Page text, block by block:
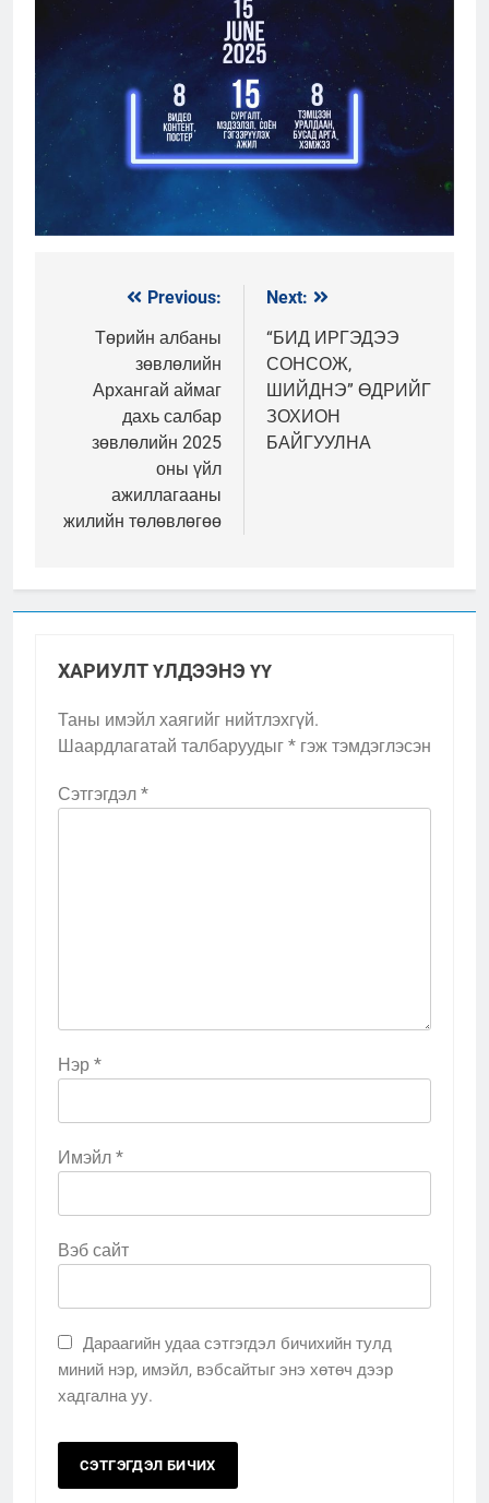
Мэдээний
цэс
Previous:
Төрийн албаны
зөвлөлийн
Архангай аймаг
дахь салбар
зөвлөлийн 2025
оны үйл
ажиллагааны
жилийн төлөвлөгөө
Next:
“БИД ИРГЭДЭЭ
СОНСОЖ,
ШИЙДНЭ” ӨДРИЙГ
ЗОХИОН
БАЙГУУЛНА
ХАРИУЛТ ҮЛДЭЭНЭ ҮҮ
Таны имэйл хаягийг нийтлэхгүй.
Шаардлагатай талбаруудыг * гэж тэмдэглэсэн
Сэтгэгдэл *
Нэр *
Имэйл *
Вэб сайт
Дараагийн удаа сэтгэгдэл бичихийн тулд
миний нэр, имэйл, вэбсайтыг энэ хөтөч дээр
хадгална уу.